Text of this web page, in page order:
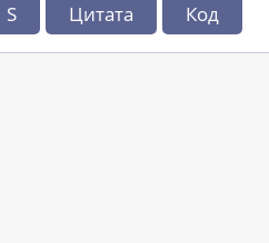
S Цитата Код